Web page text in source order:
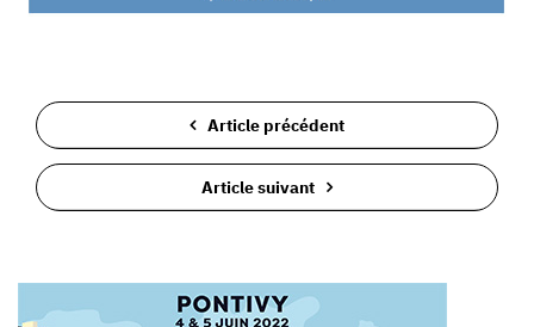
Article précédent
Article suivant